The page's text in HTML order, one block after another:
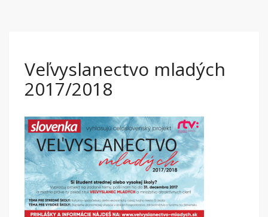
Veľvyslanectvo mladých
2017/2018